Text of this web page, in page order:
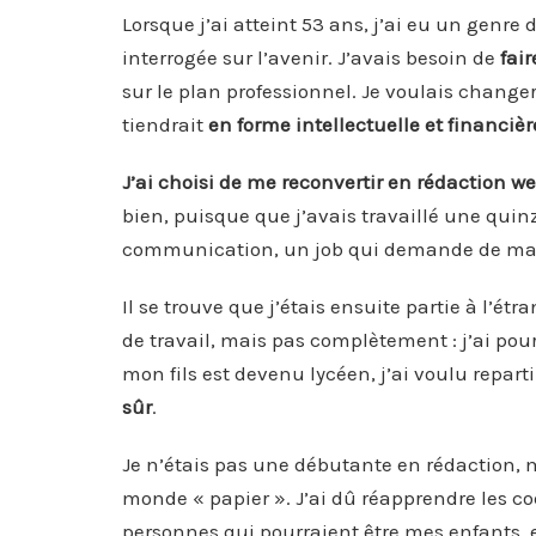
Lorsque j’ai atteint 53 ans, j’ai eu un
interrogée sur l’avenir. J’avais besoin de
sur le plan professionnel. Je voulais
tiendrait en forme intellectuelle et
J’ai choisi de me reconvertir en rédaction
bien, puisque que j’avais travaillé une
communication, un job qui demande de
Il se trouve que j’étais ensuite partie à
de travail, mais pas complètement : j’ai
mon fils est devenu lycéen, j’ai voulu
sûr.
Je n’étais pas une débutante en
monde « papier ». J’ai dû réapprendre les
personnes qui pourraient être mes enfants,